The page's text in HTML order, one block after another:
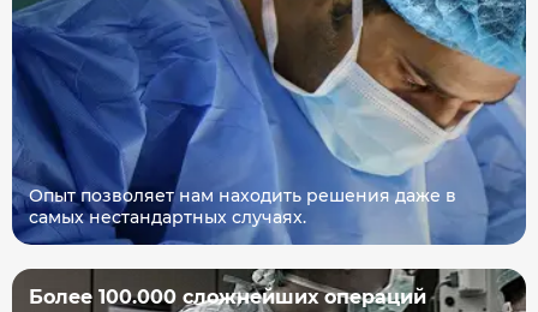
Опыт позволяет нам находить решения даже в
самых нестандартных случаях.
Более 100.000 сложнейших операций